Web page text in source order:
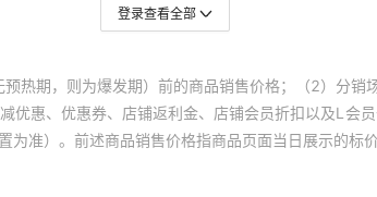
登录查看全部
热期，则为爆发期）前的商品销售价格；（2）分
惠、优惠券、店铺返利金、店铺会员折扣以及L会
准）。前述商品销售价格指商品页面当日展示的